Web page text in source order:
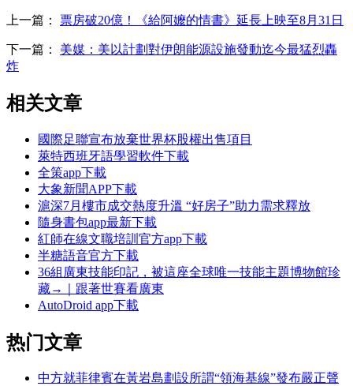
上一篇： 票房破20億！《給阿嬤的情書》延長上映至8月31日
下一篇： 美媒：美以計劃對伊朗能源設施發動迄今最猛烈轟
炸
相关文章
國際足聯宣布放棄世界杯股權出售項目
萊特西班牙語學習軟件下載
全策app下載
大象新聞APP下載
滬深7月樓市成交熱度升溫 “好房子”助力需求釋放
隨身書包app最新下載
紅師在線文職培訓官方app下載
半糖語音官方下載
36組廣東技能印記，被這座全球唯一技能主題博物館珍
藏→｜跟著世賽看廣東
AutoDroid app下載
热门文章
中方就菲律賓在黃岩島劃設所謂“領海基線”發布嚴正聲